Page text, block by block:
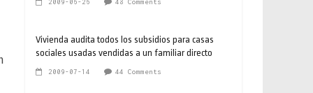
2009-06-26 48 Comments
Vivienda audita todos los subsidios para casas
sociales usadas vendidas a un familiar directo
2009-07-14 44 Comments